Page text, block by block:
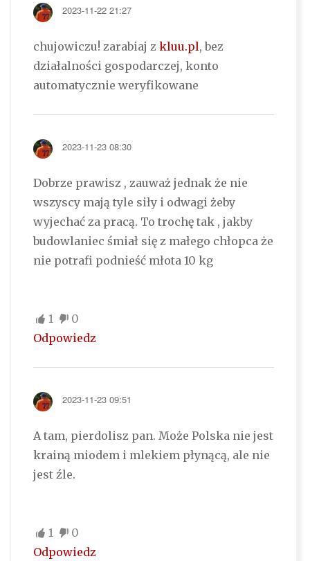
2023-11-22 21:27
chujowiczu! zarabiaj z kluu.pl, bez
działalności gospodarczej, konto
automatycznie weryfikowane
2023-11-23 08:30
Dobrze prawisz , zauważ jednak że nie
wszyscy mają tyle siły i odwagi żeby
wyjechać za pracą. To trochę tak , jakby
budowlaniec śmiał się z małego chłopca że
nie potrafi podnieść młota 10 kg
1
0
Odpowiedz
2023-11-23 09:51
A tam, pierdolisz pan. Może Polska nie jest
krainą miodem i mlekiem płynącą, ale nie
jest źle.
1
0
Odpowiedz